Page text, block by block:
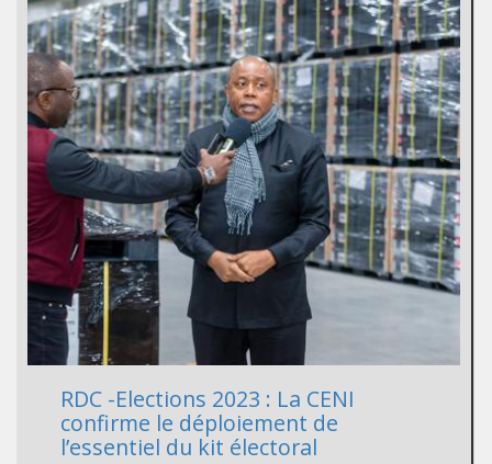
RDC -Elections 2023 : La CENI
confirme le déploiement de
l’essentiel du kit électoral